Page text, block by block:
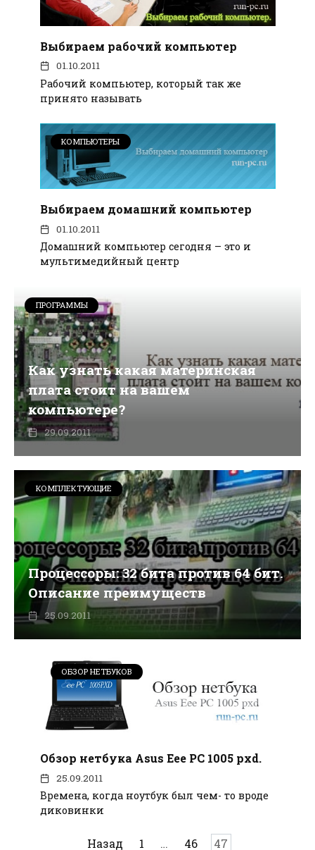
Выбираем рабочий компьютер
01.10.2011
Рабочий компьютер, который так же
принято называть
КОМПЬЮТЕРЫ
Выбираем домашний компьютер
01.10.2011
Домашний компьютер сегодня – это и
мультимедийный центр
ПРОГРАММЫ
Как узнать какая материнская
плата стоит на вашем
компьютере?
29.09.2011
КОМПЛЕКТУЮЩИЕ
Процессоры: 32 бита против 64 бит.
Описание преимуществ
25.09.2011
ОБЗОР НЕТБУКОВ
Обзор нетбука Asus Eee PC 1005 pxd.
25.09.2011
Времена, когда ноутбук был чем- то вроде
диковинки
Назад 1 … 46 47